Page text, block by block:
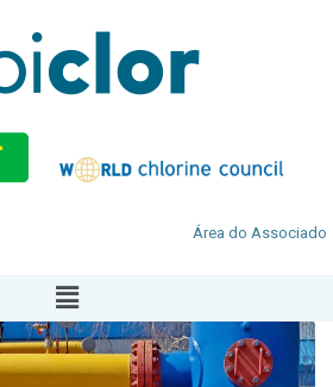
Área do Associado